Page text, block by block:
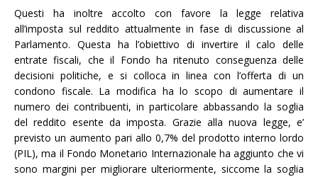
Questi ha inoltre accolto con favore la legge relativa
all’imposta sul reddito attualmente in fase di discussione al
Parlamento. Questa ha l’obiettivo di invertire il calo delle
entrate fiscali, che il Fondo ha ritenuto conseguenza delle
decisioni politiche, e si colloca in linea con l’offerta di un
condono fiscale. La modifica ha lo scopo di aumentare il
numero dei contribuenti, in particolare abbassando la soglia
del reddito esente da imposta. Grazie alla nuova legge, e’
previsto un aumento pari allo 0,7% del prodotto interno lordo
(PIL), ma il Fondo Monetario Internazionale ha aggiunto che vi
sono margini per migliorare ulteriormente, siccome la soglia